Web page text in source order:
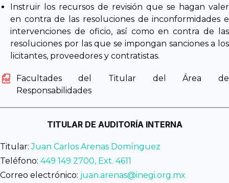
Instruir los recursos de revisión que se hagan valer
en contra de las resoluciones de inconformidades e
intervenciones de oficio, así como en contra de las
resoluciones por las que se impongan sanciones a los
licitantes, proveedores y contratistas.
Facultades del Titular del Área de
Responsabilidades
TITULAR DE AUDITORÍA INTERNA
Titular:Juan Carlos Arenas Domínguez
Teléfono: 449 149 2700, Ext. 4611
Correo electrónico: juan.arenas@inegi.org.mx